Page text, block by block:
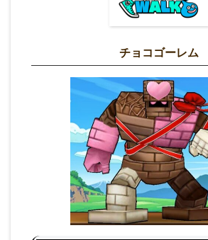
チョコゴーレム